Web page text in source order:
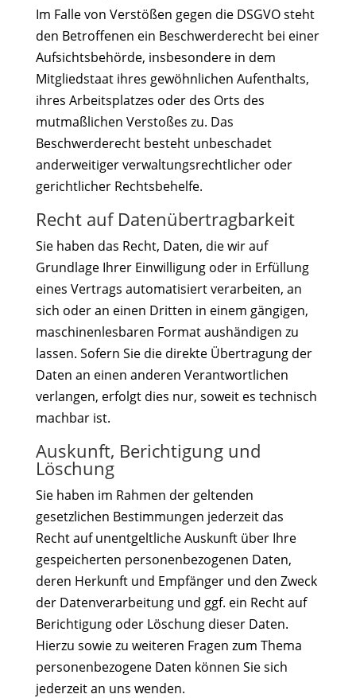
Im Falle von Verstößen gegen die DSGVO steht
den Betroffenen ein Beschwerderecht bei einer
Aufsichtsbehörde, insbesondere in dem
Mitgliedstaat ihres gewöhnlichen Aufenthalts,
ihres Arbeitsplatzes oder des Orts des
mutmaßlichen Verstoßes zu. Das
Beschwerderecht besteht unbeschadet
anderweitiger verwaltungsrechtlicher oder
gerichtlicher Rechtsbehelfe.
Recht auf Daten­übertrag­barkeit
Sie haben das Recht, Daten, die wir auf
Grundlage Ihrer Einwilligung oder in Erfüllung
eines Vertrags automatisiert verarbeiten, an
sich oder an einen Dritten in einem gängigen,
maschinenlesbaren Format aushändigen zu
lassen. Sofern Sie die direkte Übertragung der
Daten an einen anderen Verantwortlichen
verlangen, erfolgt dies nur, soweit es technisch
machbar ist.
Auskunft, Berichtigung und
Löschung
Sie haben im Rahmen der geltenden
gesetzlichen Bestimmungen jederzeit das
Recht auf unentgeltliche Auskunft über Ihre
gespeicherten personenbezogenen Daten,
deren Herkunft und Empfänger und den Zweck
der Datenverarbeitung und ggf. ein Recht auf
Berichtigung oder Löschung dieser Daten.
Hierzu sowie zu weiteren Fragen zum Thema
personenbezogene Daten können Sie sich
jederzeit an uns wenden.